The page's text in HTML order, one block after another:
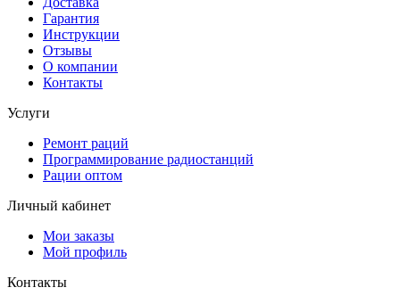
Гарантия
Инструкции
Отзывы
О компании
Контакты
Услуги
Ремонт раций
Программирование радиостанций
Рации оптом
Личный кабинет
Мои заказы
Мой профиль
Контакты